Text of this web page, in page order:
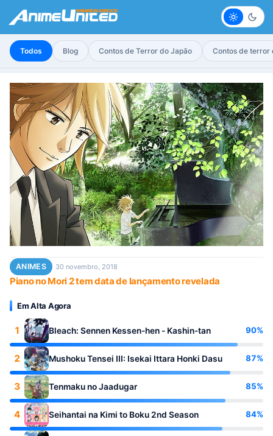
Claro
Todos Blog Contos de Terror do Japão Contos de terror
ANIMES 30 novembro, 2018
Piano no Mori 2 tem data de lançamento revelada
Em Alta Agora
1 Bleach: Sennen Kessen-hen - Kashin-tan 90%
2 Mushoku Tensei III: Isekai Ittara Honki Dasu 87%
3 Tenmaku no Jaadugar 85%
4 Seihantai na Kimi to Boku 2nd Season 84%